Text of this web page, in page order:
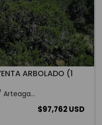
ARBOLADO (1
Arteaga...
$97,762 USD